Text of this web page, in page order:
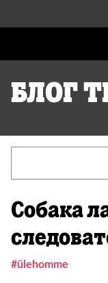
Блог
Собака
#ülehomme